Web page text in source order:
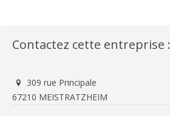
Contactez cette entreprise :
309 rue Principale
67210 MEISTRATZHEIM